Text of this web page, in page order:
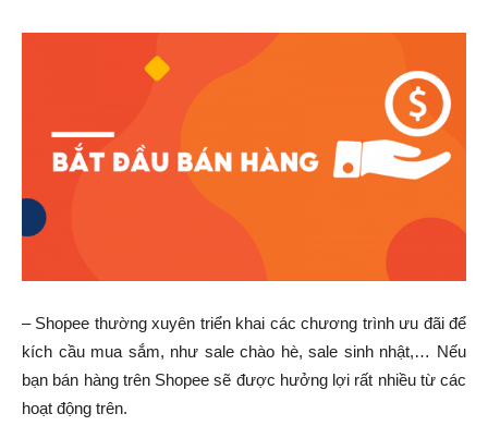
– Shopee thường xuyên triển khai các chương trình ưu đãi để
kích cầu mua sắm, như sale chào hè, sale sinh nhật,… Nếu
bạn bán hàng trên Shopee sẽ được hưởng lợi rất nhiều từ các
hoạt động trên.